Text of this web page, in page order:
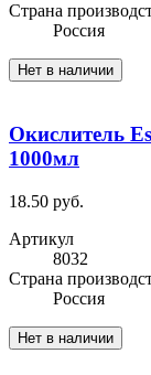
Cтрана
Россия
Нет в наличии
Окислитель
1000мл
18.50 руб.
Артикул
8032
Cтрана
Россия
Нет в наличии